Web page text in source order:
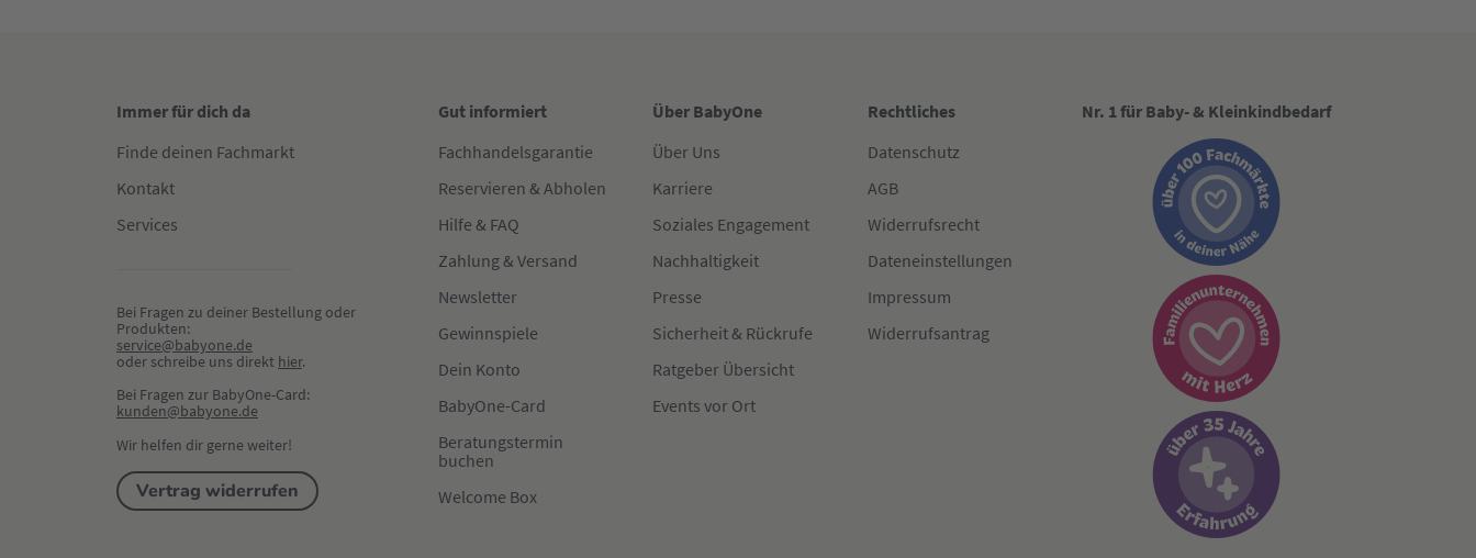
Immer für dich da
Finde deinen Fachmarkt
Kontakt
Services
Bei Fragen zu deiner Bestellung oder
Produkten:
service@babyone.de
oder schreibe uns direkt hier.
Bei Fragen zur BabyOne-Card:
kunden@babyone.de
Wir helfen dir gerne weiter!
Vertrag widerrufen
Gut informiert
Fachhandelsgarantie
Reservieren & Abholen
Hilfe & FAQ
Zahlung & Versand
Newsletter
Gewinnspiele
Dein Konto
BabyOne-Card
Beratungstermin
buchen
Welcome Box
Über BabyOne
Über Uns
Karriere
Soziales Engagement
Nachhaltigkeit
Presse
Sicherheit & Rückrufe
Ratgeber Übersicht
Events vor Ort
Rechtliches
Datenschutz
AGB
Widerrufsrecht
Dateneinstellungen
Impressum
Widerrufsantrag
Nr. 1 für Baby- & Kleinkindbedarf